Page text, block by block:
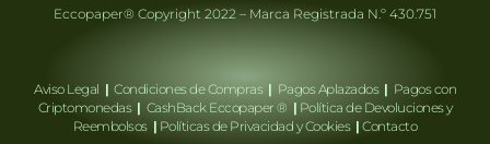
Eccopaper® Copyright 2022 – Marca Registrada N.º 430.751
Aviso Legal | Condiciones de Compras | Pagos Aplazados | Pagos con
Criptomonedas | CashBack Eccopaper ® | Política de Devoluciones y
Reembolsos | Políticas de Privacidad y Cookies | Contacto